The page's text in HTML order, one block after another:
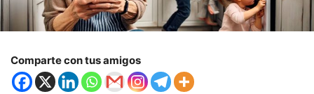
Comparte con tus amigos